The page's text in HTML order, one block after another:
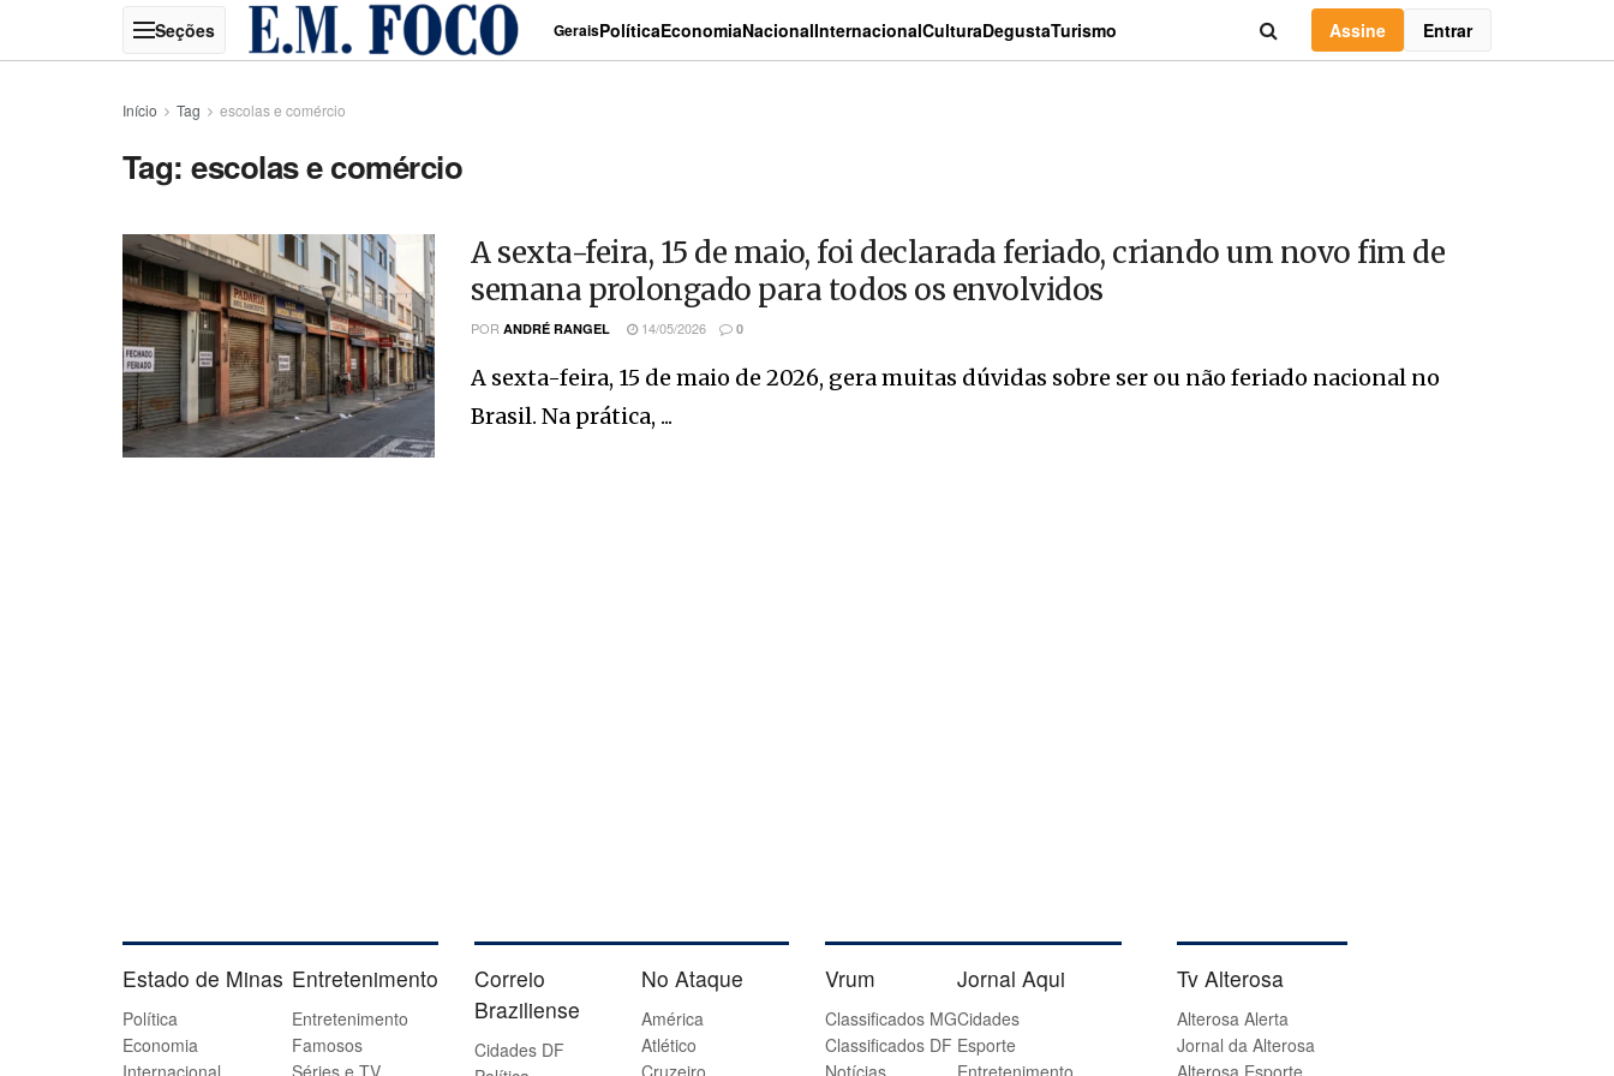
GeraisPolíticaEconomiaNacionalInternacionalCulturaDegustaTurismo Assine Entrar
Início Tag escolas e comércio
Tag:escolas e comércio
A sexta-feira, 15 de maio, foi declarada feriado, criando um novo fim de
semana prolongado para todos os envolvidos
POR ANDRÉ RANGEL 14/05/2026 0
A sexta-feira, 15 de maio de 2026, gera muitas dúvidas sobre ser ou não feriado nacional no
Brasil. Na prática, ...
Estado de Minas
Política
Economia
Internacional
Entretenimento
Entretenimento
Famosos
Séries e TV
Correio
Braziliense
Cidades DF
No Ataque
América
Atlético
Cruzeiro
Vrum
Classificados MG
Classificados DF
Notícias
Jornal Aqui
Cidades
Esporte
Entretenimento
Tv Alterosa
Alterosa Alerta
Jornal da Alterosa
Alterosa Esporte